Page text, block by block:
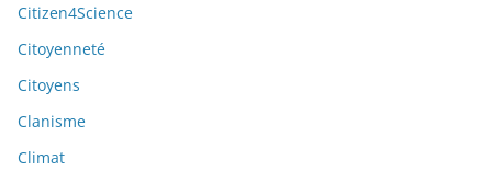
Citizen4Science
Citoyenneté
Citoyens
Clanisme
Climat